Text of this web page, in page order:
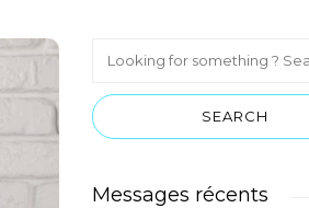
Messages récents